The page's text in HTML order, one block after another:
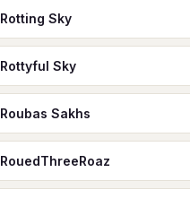
Rotting Sky
Rottyful Sky
Roubas Sakhs
RouedThreeRoaz